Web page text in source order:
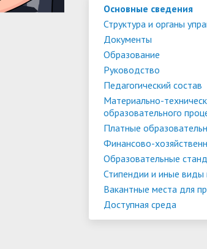
Основные сведения
Структура и органы
Документы
Образование
Руководство
Педагогический состав
Материально-
образовательного
Платные
Финансово-
Образовательные
Стипендии и иные
Вакантные места для
Доступная среда